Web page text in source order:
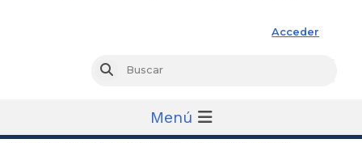
Acceder
Buscar
Menú